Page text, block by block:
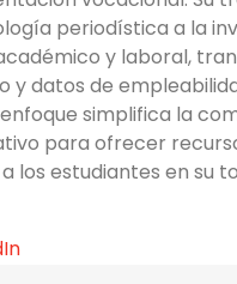
competencias facilita
a la universidad y al
periodística a la
y laboral,
y datos de
simplifica la
para ofrecer
los estudiantes en su